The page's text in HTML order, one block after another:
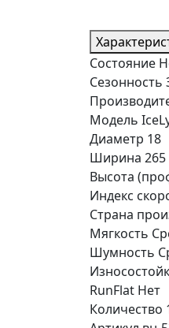
Состояние
Сезонность
Модель
Диаметр 18
Ширина 265
Высота
Индекс
Страна
Мягкость
Шумность
RunFlat Нет
Количество